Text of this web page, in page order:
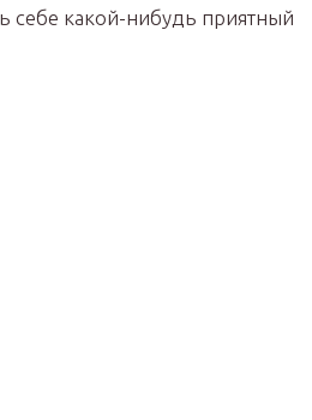
себе какой-нибудь приятный